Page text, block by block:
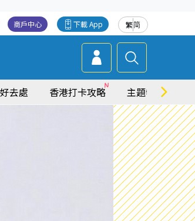
繁简
下載 App
商戶中心
去處 香港打卡攻略 主題特集